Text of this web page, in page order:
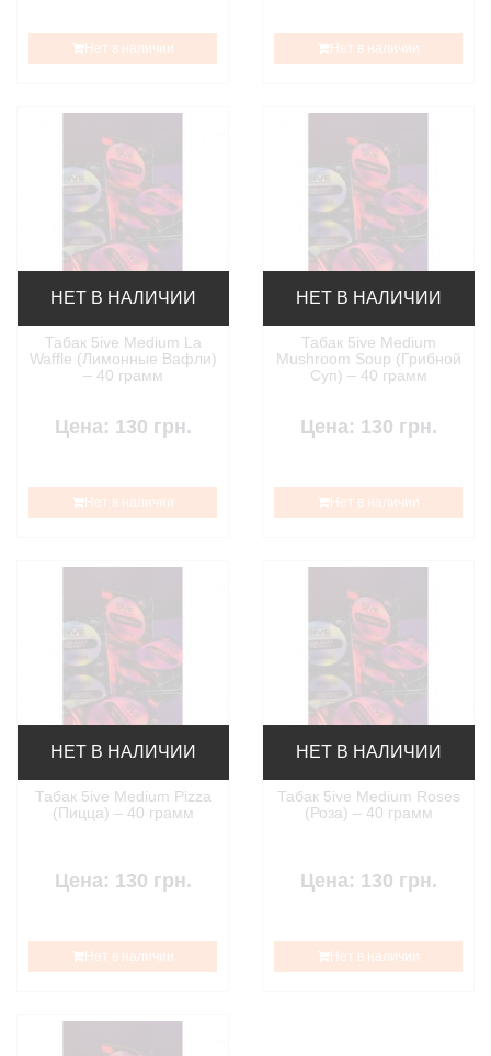
Нет в наличии Нет в наличии
НЕТ В НАЛИЧИИ
Табак 5ive Medium La
Waffle (Лимонные Вафли)
– 40 грамм
Цена: 130 грн.
Нет в наличии
НЕТ В НАЛИЧИИ
Табак 5ive Medium
Mushroom Soup (Грибной
Суп) – 40 грамм
Цена: 130 грн.
Нет в наличии
НЕТ В НАЛИЧИИ
Табак 5ive Medium Pizza
(Пицца) – 40 грамм
Цена: 130 грн.
Нет в наличии
НЕТ В НАЛИЧИИ
Табак 5ive Medium Roses
(Роза) – 40 грамм
Цена: 130 грн.
Нет в наличии